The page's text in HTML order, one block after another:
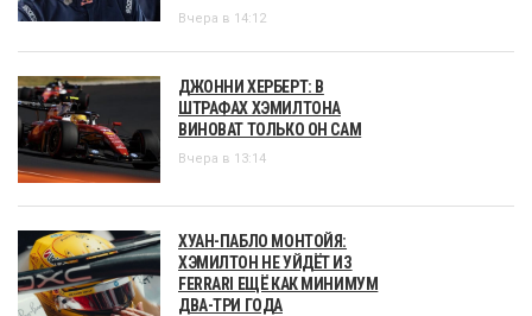
Вчера в 14:12
ДЖОННИ ХЕРБЕРТ: В
ШТРАФАХ ХЭМИЛТОНА
ВИНОВАТ ТОЛЬКО ОН САМ
Вчера в 13:14
ХУАН-ПАБЛО МОНТОЙЯ:
ХЭМИЛТОН НЕ УЙДЁТ ИЗ
FERRARI ЕЩЁ КАК МИНИМУМ
ДВА-ТРИ ГОДА